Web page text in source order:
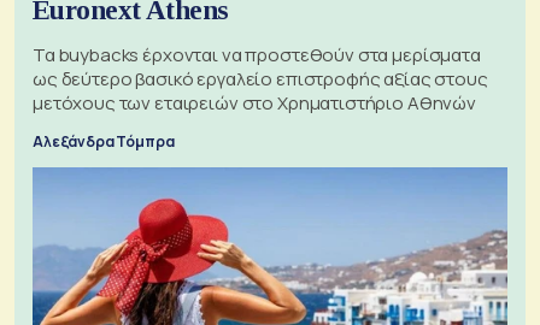
Euronext Athens
Τα buybacks έρχονται να προστεθούν στα μερίσματα
ως δεύτερο βασικό εργαλείο επιστροφής αξίας στους
μετόχους των εταιρειών στο Χρηματιστήριο Αθηνών
Αλεξάνδρα Τόμπρα